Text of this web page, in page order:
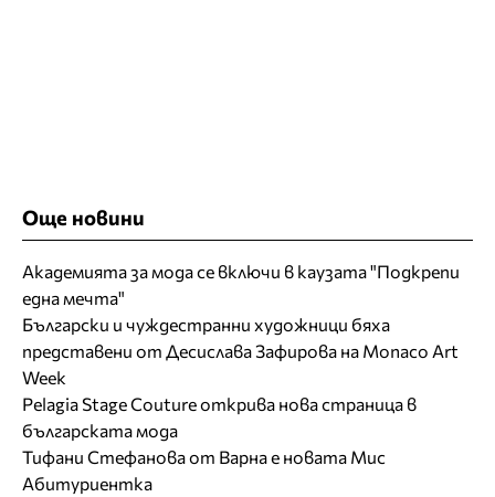
Още новини
Академията за мода се включи в каузата "Подкрепи
една мечта"
Български и чуждестранни художници бяха
представени от Десислава Зафирова на Monaco Art
Week
Pelagia Stage Couture открива нова страница в
българската мода
Тифани Стефанова от Варна е новата Мис
Абитуриентка